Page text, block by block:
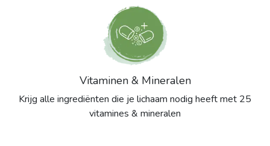
Vitaminen & Mineralen
Krijg alle ingrediënten die je lichaam nodig heeft met 25
vitamines & mineralen